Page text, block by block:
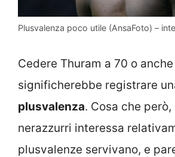
Plusvalenza poco utile (AnsaFoto) –
Cedere Thuram a 70 o
significherebbe registrare
plusvalenza. Cosa che
nerazzurri interessa
plusvalenze servivano, e